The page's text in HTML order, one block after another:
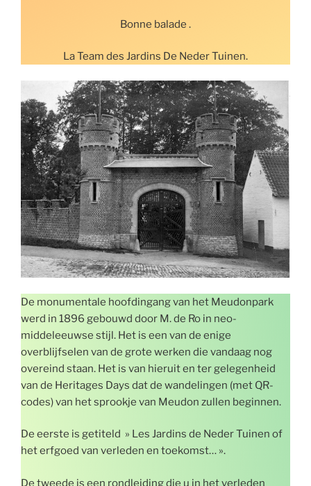
Bonne balade .
La Team des Jardins De Neder Tuinen.
De monumentale hoofdingang van het Meudonpark
werd in 1896 gebouwd door M. de Ro in neo-
middeleeuwse stijl. Het is een van de enige
overblijfselen van de grote werken die vandaag nog
overeind staan. Het is van hieruit en ter gelegenheid
van de Heritages Days dat de wandelingen (met QR-
codes) van het sprookje van Meudon zullen beginnen.
De eerste is getiteld » Les Jardins de Neder Tuinen of
het erfgoed van verleden en toekomst… ».
De tweede is een rondleiding die u in het verleden